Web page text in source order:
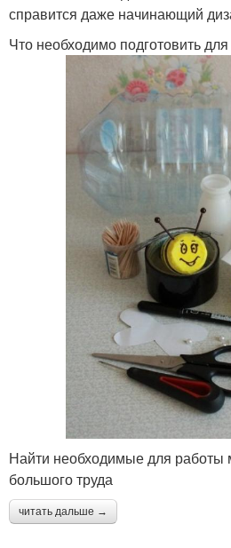
справится даже начинающий
Что необходимо подготовить
Найти необходимые для работы
большого труда
читать дальше →